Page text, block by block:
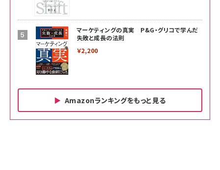
マーケティングの真実 P&G・グリコで学んだ
失敗と成長の法則
￥2,200
Amazonランキングをもっと見る